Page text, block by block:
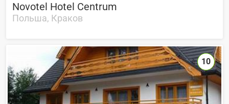
Novotel Hotel Centrum
Польша, Краков
10